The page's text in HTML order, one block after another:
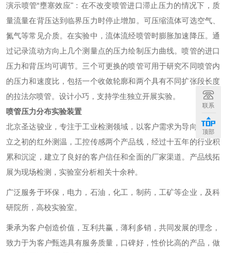
演示喷管“壅塞效应"：在不改变喷管进口滞止压力的情况下，质
量流量在背压达到临界压力时停止增加。可压缩流体可选空气、
氮气等常见介质。在实验中，流体流经喷管时膨胀加速降压。通
过记录流动方向上几个测量点的压力绘制压力曲线。喷管的进口
压力和背压均可调节。三个可更换的喷管可用于研究不同喷管内
的压力和速度比，包括一个收敛轮廓和两个具有不同扩张段长度
的拉法尔喷管。设计小巧，支持学生独立开展实验。
喷管压力分布实验装置
北京圣达骏业，专注于工业检测领域，以客户需求为导向，从成
立之初的红外测温，工控传感两个产品线，经过十五年的行业积
累和沉淀，建立了良好的客户信任和全面的厂家渠道。产品线拓
展为现场检测，实验室分析相关十余种。
广泛服务于环保，电力，石油，化工，制药，工矿等企业，及科
研院所，高校实验室。
秉承为客户创造价值，互利共赢，薄利多销，共同发展的理念，
致力于为客户甄选具有服务质量，口碑好，性价比高的产品，做
联系
顶部